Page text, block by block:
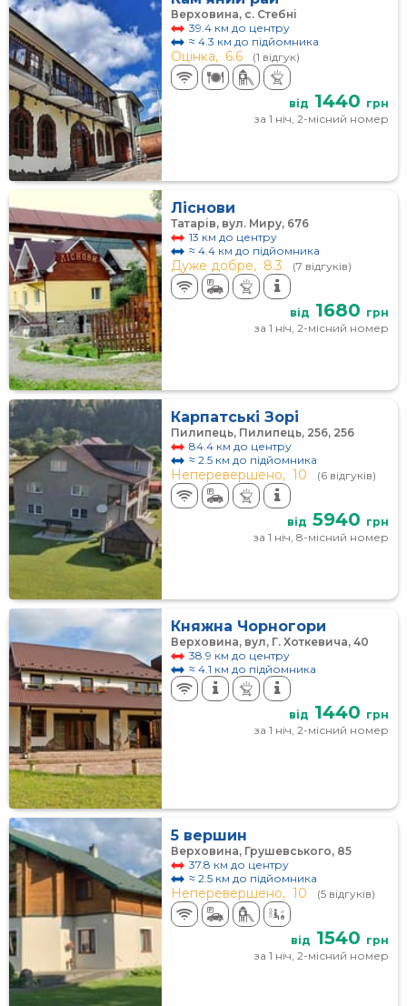
Верховина, с. Стебні
39.4 км до центру
≈ 4.3 км до підйомника
Оцінка, 6.6 (1 відгук)
від 1440 грн
за 1 ніч, 2-місний номер
Ліснови
Татарів, вул. Миру, 676
13 км до центру
≈ 4.4 км до підйомника
Дуже добре, 8.3 (7 відгуків)
від 1680 грн
за 1 ніч, 2-місний номер
Карпатські Зорі
Пилипець, Пилипець, 256, 256
84.4 км до центру
≈ 2.5 км до підйомника
Неперевершено, 10 (6 відгуків)
від 5940 грн
за 1 ніч, 8-місний номер
Княжна Чорногори
Верховина, вул, Г. Хоткевича, 40
38.9 км до центру
≈ 4.1 км до підйомника
від 1440 грн
за 1 ніч, 2-місний номер
5 вершин
Верховина, Грушевського, 85
37.8 км до центру
≈ 2.5 км до підйомника
Неперевершено, 10 (5 відгуків)
від 1540 грн
за 1 ніч, 2-місний номер